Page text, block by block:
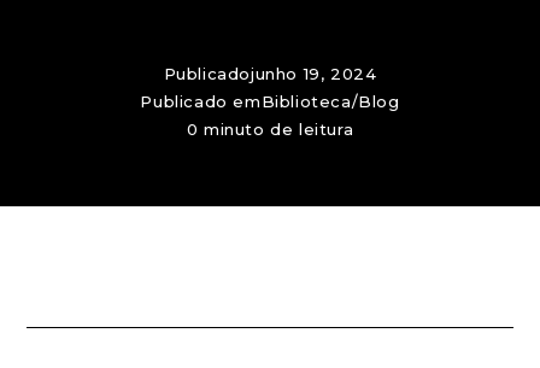
Publicadojunho 19, 2024
Publicado emBiblioteca/Blog
0 minuto de leitura